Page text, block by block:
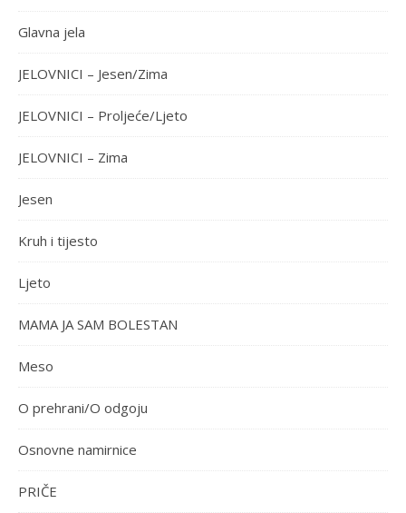
Glavna jela
JELOVNICI – Jesen/Zima
JELOVNICI – Proljeće/Ljeto
JELOVNICI – Zima
Jesen
Kruh i tijesto
Ljeto
MAMA JA SAM BOLESTAN
Meso
O prehrani/O odgoju
Osnovne namirnice
PRIČE